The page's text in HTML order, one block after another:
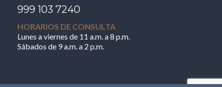
999 103 7240
HORARIOS DE CONSULTA
Lunes a viernes de 11 a.m. a 8 p.m.
Sábados de 9 a.m. a 2 p.m.